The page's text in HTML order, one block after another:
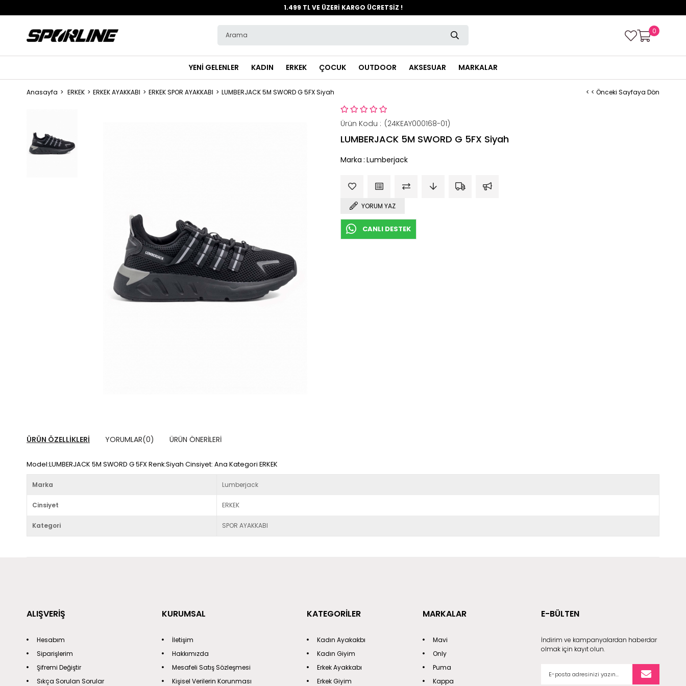
1.499 TL VE ÜZERİ KARGO ÜCRETSİZ !
0
YENİ GELENLER KADIN ERKEK ÇOCUK OUTDOOR AKSESUAR MARKALAR
Anasayfa ERKEK ERKEK AYAKKABI ERKEK SPOR AYAKKABI LUMBERJACK 5M SWORD G 5FX Siyah < < Önceki Sayfaya Dön
(24KEAY000168-01)
LUMBERJACK 5M SWORD G 5FX Siyah
Marka : Lumberjack
YORUM YAZ
CANLI DESTEK
ÜRÜN ÖZELLIKLERI YORUMLAR(0) ÜRÜN ÖNERILERI
Model:LUMBERJACK 5M SWORD G 5FX Renk:Siyah Cinsiyet: Ana Kategori ERKEK
Marka Lumberjack
Cinsiyet ERKEK
Kategori SPOR AYAKKABI
ALIŞVERİŞ
Hesabım
Siparişlerim
Şifremi Değiştir
Sıkça Sorulan Sorular
KURUMSAL
İletişim
Hakkımızda
Mesafeli Satış Sözleşmesi
Kişisel Verilerin Korunması
KATEGORİLER
Kadın Ayakakbı
Kadın Giyim
Erkek Ayakkabı
Erkek Giyim
MARKALAR
Mavi
Only
Puma
Kappa
E-BÜLTEN
İndirim ve kampanyalardan haberdar
olmak için kayıt olun.